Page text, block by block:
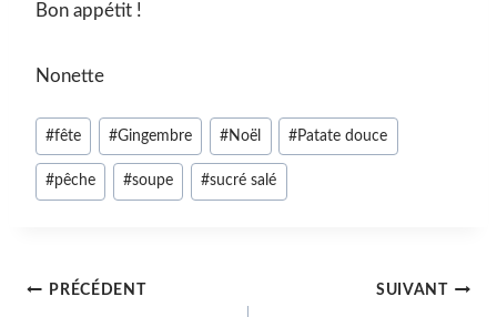
Bon appétit !
Nonette
Étiquettes
de
la
#fête #Gingembre #Noël #Patate douce
#pêche #soupe #sucré salé
Navigation
PRÉCÉDENT SUIVANT